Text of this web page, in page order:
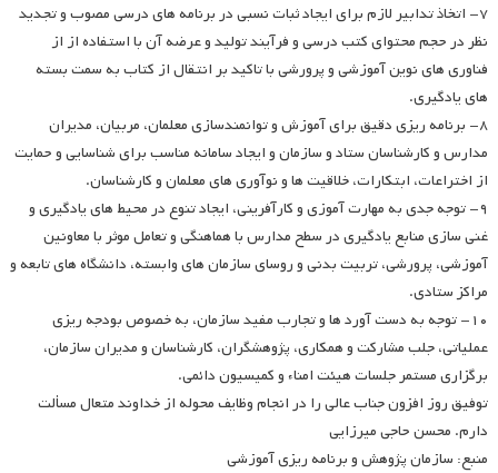
۷- اتخاذ تدابیر لازم برای ایجاد ثبات نسبی در برنامه های درسی مصوب و تجدید
نظر در حجم محتوای کتب درسی و فرآیند تولید و عرضه آن با استفاده از از
فناوری های نوین آموزشی و پرورشی با تاکید بر انتقال از کتاب به سمت بسته
های یادگیری.
۸- برنامه ریزی دقیق برای آموزش و توانمندسازی معلمان، مربیان، مدیران
مدارس و کارشناسان ستاد و سازمان و ایجاد سامانه مناسب برای شناسایی و حمایت
از اختراعات، ابتکارات، خلاقیت ها و نوآوری های معلمان و کارشناسان.
۹- توجه جدی به مهارت آموزی و کارآفرینی، ایجاد تنوع در محیط های یادگیری و
غنی سازی منابع یادگیری در سطح مدارس با هماهنگی و تعامل موثر با معاونین
آموزشی، پرورشی، تربیت بدنی و روسای سازمان های وابسته، دانشگاه های تابعه و
مراکز ستادی.
۱۰- توجه به دست آورد ها و تجارب مفید سازمان، به خصوص بودجه ریزی
عملیاتی، جلب مشارکت و همکاری، پژوهشگران، کارشناسان و مدیران سازمان،
برگزاری مستمر جلسات هیئت امناء و کمیسیون دائمی.
توفیق روز افزون جناب عالی را در انجام وظایف محوله از خداوند متعال مسألت
دارم. محسن حاجی میرزایی
منبع: سازمان پژوهش و برنامه ریزی آموزشی